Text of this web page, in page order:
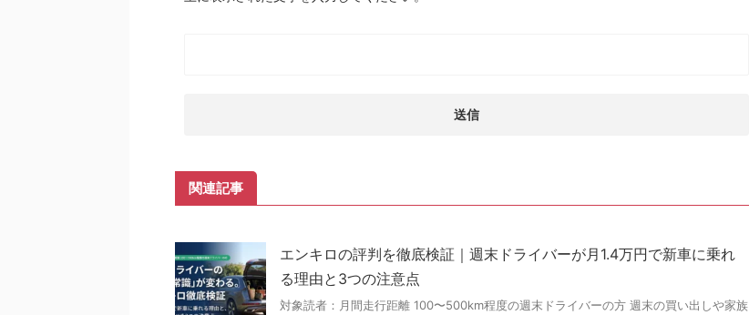
関連記事
エンキロの評判を徹底検証｜週末ドライバーが月1.4万円で新車に乗れ
る理由と3つの注意点
対象読者：月間走行距離 100〜500km程度の週末ドライバーの方 週末の買い出しや家族